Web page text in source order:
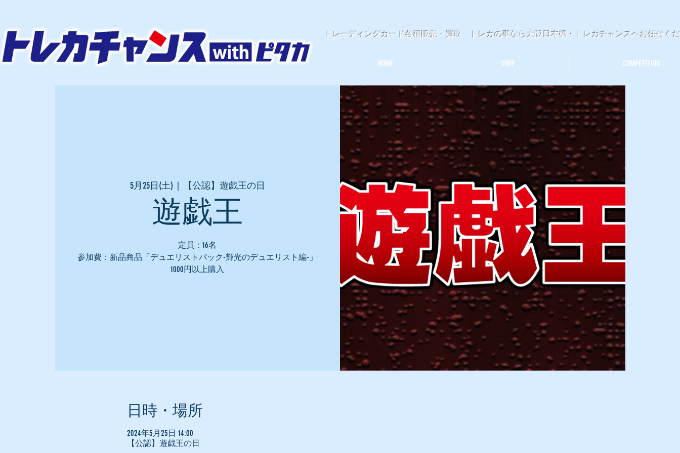
トレーディングカード各種販売・買取 トレカの事なら大阪日本橋・トレカチャンスへお任せく
HOME SHOP COMPETITION
5月25日(土)
  |
【公認】遊戯王の日
遊戯王
定員：16名
参加費：新品商品「デュエリストパック-輝光のデュエリスト編-」
1000円以上購入
日時・場所
2024年5月25日 14:00
【公認】遊戯王の日